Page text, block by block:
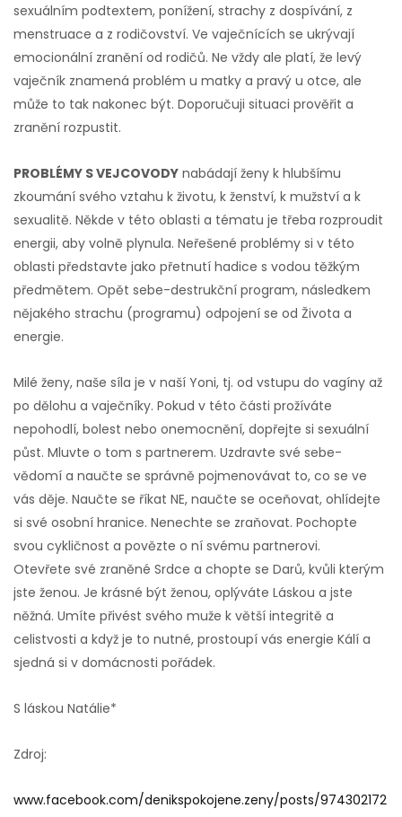
sexuálním podtextem, ponížení, strachy z dospívání, z
menstruace a z rodičovství. Ve vaječnících se ukrývají
emocionální zranění od rodičů. Ne vždy ale platí, že levý
vaječník znamená problém u matky a pravý u otce, ale
může to tak nakonec být. Doporučuji situaci prověřit a
zranění rozpustit.
PROBLÉMY S VEJCOVODY nabádají ženy k hlubšímu
zkoumání svého vztahu k životu, k ženství, k mužství a k
sexualitě. Někde v této oblasti a tématu je třeba rozproudit
energii, aby volně plynula. Neřešené problémy si v této
oblasti představte jako přetnutí hadice s vodou těžkým
předmětem. Opět sebe-destrukční program, následkem
nějakého strachu (programu) odpojení se od Života a
energie.
Milé ženy, naše síla je v naší Yoni, tj. od vstupu do vagíny až
po dělohu a vaječníky. Pokud v této části prožíváte
nepohodlí, bolest nebo onemocnění, dopřejte si sexuální
půst. Mluvte o tom s partnerem. Uzdravte své sebe-
vědomí a naučte se správně pojmenovávat to, co se ve
vás děje. Naučte se říkat NE, naučte se oceňovat, ohlídejte
si své osobní hranice. Nenechte se zraňovat. Pochopte
svou cykličnost a povězte o ní svému partnerovi.
Otevřete své zraněné Srdce a chopte se Darů, kvůli kterým
jste ženou. Je krásné být ženou, oplýváte Láskou a jste
něžná. Umíte přivést svého muže k větší integritě a
celistvosti a když je to nutné, prostoupí vás energie Kálí a
sjedná si v domácnosti pořádek.
S láskou Natálie*
Zdroj:
www.facebook.com/denikspokojene.zeny/posts/974302172